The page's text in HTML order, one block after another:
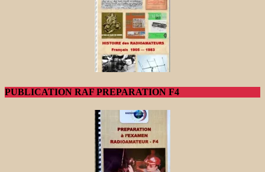
PUBLICATION RAF PREPARATION F4